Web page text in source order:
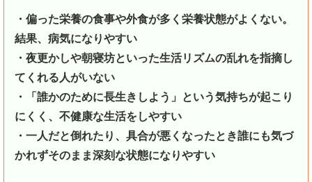
・偏った栄養の食事や外食が多く栄養状態がよくない。
結果、病気になりやすい
・夜更かしや朝寝坊といった生活リズムの乱れを指摘し
てくれる人がいない
・「誰かのために長生きしよう」という気持ちが起こり
にくく、不健康な生活をしやすい
・一人だと倒れたり、具合が悪くなったとき誰にも気づ
かれずそのまま深刻な状態になりやすい